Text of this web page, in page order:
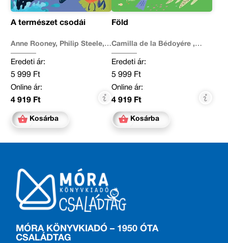
A természet csodái
Anne Rooney, Philip Steele,
Eredeti ár:
5 999 Ft
Online ár:
4 919 Ft
Kosárba
Föld
Camilla de la Bédoyére ,
Eredeti ár:
5 999 Ft
Online ár:
4 919 Ft
Kosárba
MÓRA KÖNYVKIADÓ – 1950 ÓTA
CSALÁDTAG